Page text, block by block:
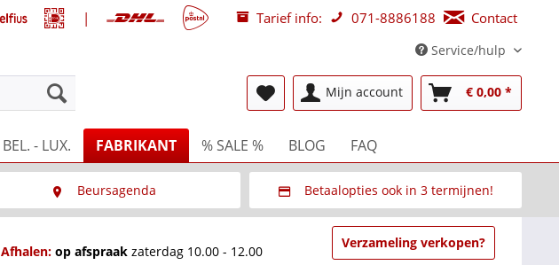
| Tarief info: 071-8886188 Contact
Service/hulp
Mijn account € 0,00 *
BEL. - LUX. FABRIKANT % SALE % BLOG FAQ
Beursagenda Betaalopties ook in 3 termijnen!
Via Multisafepay (veilig via SSL)
Afhalen: op afspraak zaterdag 10.00 - 12.00
Verzameling verkopen?